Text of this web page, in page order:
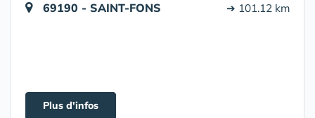
69190 - SAINT-FONS ➔ 101.12 km
Plus d'infos